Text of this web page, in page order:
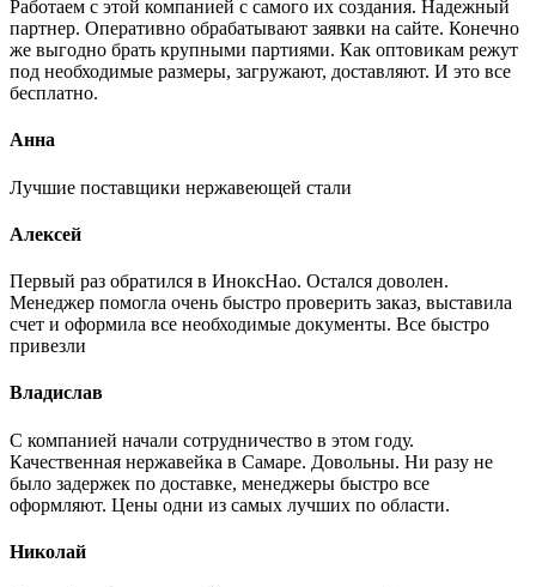
Работаем с этой компанией с самого их создания. Надежный
партнер. Оперативно обрабатывают заявки на сайте. Конечно
же выгодно брать крупными партиями. Как оптовикам режут
под необходимые размеры, загружают, доставляют. И это все
бесплатно.
Анна
Лучшие поставщики нержавеющей стали
Алексей
Первый раз обратился в ИноксНао. Остался доволен.
Менеджер помогла очень быстро проверить заказ, выставила
счет и оформила все необходимые документы. Все быстро
привезли
Владислав
С компанией начали сотрудничество в этом году.
Качественная нержавейка в Самаре. Довольны. Ни разу не
было задержек по доставке, менеджеры быстро все
оформляют. Цены одни из самых лучших по области.
Николай